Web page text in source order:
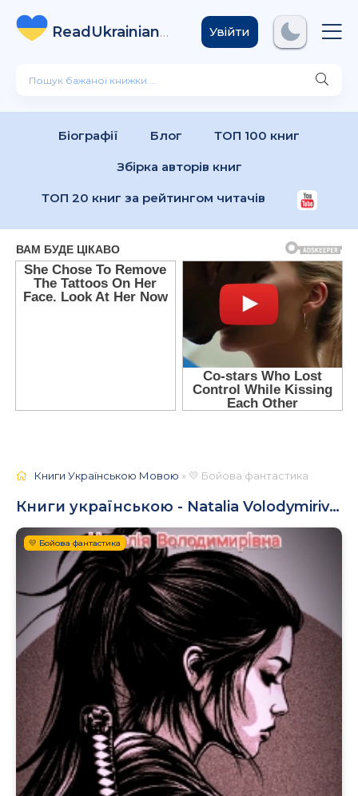
ReadUkrainian
Books .com
Увійти
Біографії Блог ТОП 100 книг
Збірка авторів книг
ТОП 20 книг за рейтингом читачів
Книги Українською Мовою » 💛 Бойова фантастика
Книги українською - Natalia Volodymirivna
💛 Бойова фантастика